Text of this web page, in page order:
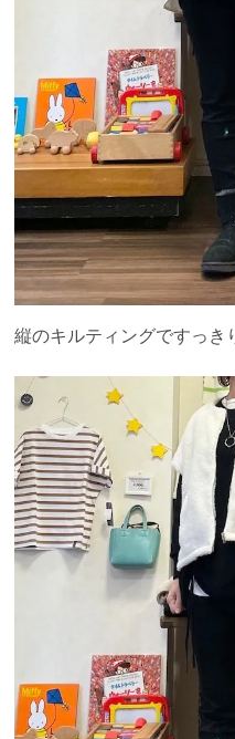
縦のキルティングですっき